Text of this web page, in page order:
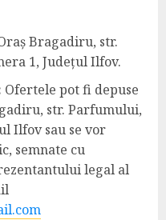
Bragadiru, str.
1, Județul Ilfov.
Ofertele pot fi depuse
str. Parfumului,
Ilfov sau se vor
semnate cu
legal al